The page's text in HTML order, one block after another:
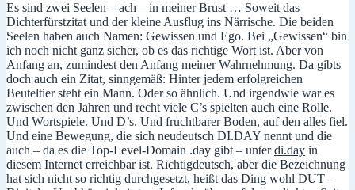
Es sind zwei Seelen – ach – in meiner Brust … Soweit das
Dichterfürstzitat und der kleine Ausflug ins Närrische. Die beiden
Seelen haben auch Namen: Gewissen und Ego. Bei „Gewissen“ bin
ich noch nicht ganz sicher, ob es das richtige Wort ist. Aber von
Anfang an, zumindest den Anfang meiner Wahrnehmung. Da gibts
doch auch ein Zitat, sinngemäß: Hinter jedem erfolgreichen
Beuteltier steht ein Mann. Oder so ähnlich. Und irgendwie war es
zwischen den Jahren und recht viele C’s spielten auch eine Rolle.
Und Wortspiele. Und D’s. Und fruchtbarer Boden, auf den alles fiel.
Und eine Bewegung, die sich neudeutsch DI.DAY nennt und die
auch – da es die Top-Level-Domain .day gibt – unterdi.day in
diesem Internet erreichbar ist. Richtigdeutsch, aber die Bezeichnung
hat sich nicht so richtig durchgesetzt, heißt das Ding wohl DUT –